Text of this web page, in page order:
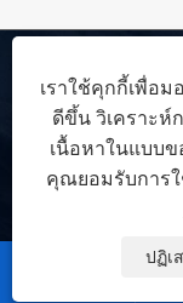
เกี่ยวกับเรา
เราใช้คุกกี้เพื่อ
ดีขึ้น วิเคราะห์
เนื้อหาในแบบ
คุณยอมรับการใ
ปฏิเ